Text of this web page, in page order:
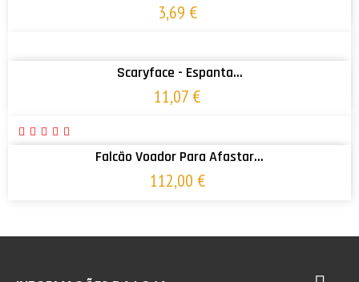
3,69 €
Scaryface - Espanta...
11,07 €
Falcão Voador Para Afastar...
112,00 €